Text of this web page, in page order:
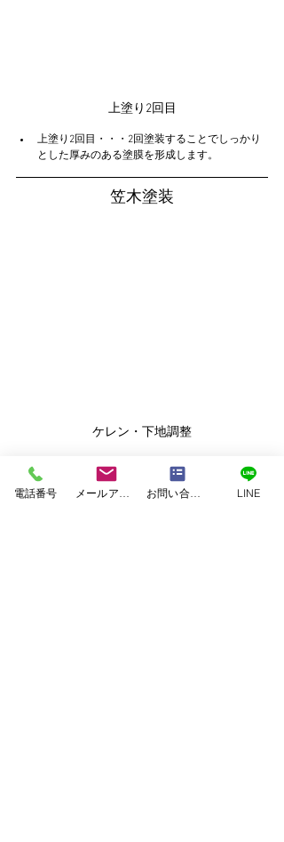
上塗り2回目
上塗り2回目・・・2回塗装することでしっかり
とした厚みのある塗膜を形成します。
笠木塗装
ケレン・下地調整
下地調整・・・塗料がしっかりと密着するよう
に表面に傷を付けて凹凸を作ります。
電話番号 お問い合わせフォーム LINE